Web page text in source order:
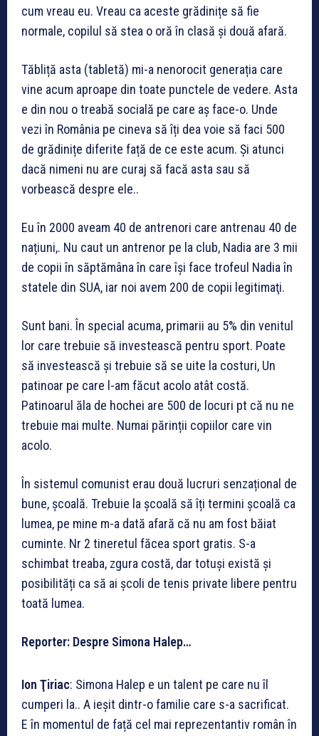
cum vreau eu. Vreau ca aceste grădinițe să fie
normale, copilul să stea o oră în clasă și două afară.
Tăbliță asta (tabletă) mi-a nenorocit generația care
vine acum aproape din toate punctele de vedere. Asta
e din nou o treabă socială pe care aș face-o. Unde
vezi în România pe cineva să îți dea voie să faci 500
de grădinițe diferite față de ce este acum. Și atunci
dacă nimeni nu are curaj să facă asta sau să
vorbească despre ele..
Eu în 2000 aveam 40 de antrenori care antrenau 40 de
națiuni,. Nu caut un antrenor pe la club, Nadia are 3 mii
de copii în săptămâna în care își face trofeul Nadia în
statele din SUA, iar noi avem 200 de copii legitimaţi.
Sunt bani. În special acuma, primarii au 5% din venitul
lor care trebuie să investească pentru sport. Poate
să investească și trebuie să se uite la costuri, Un
patinoar pe care l-am făcut acolo atât costă.
Patinoarul ăla de hochei are 500 de locuri pt că nu ne
trebuie mai multe. Numai părinții copiilor care vin
acolo.
În sistemul comunist erau două lucruri senzațional de
bune, școală. Trebuie la școală să îți termini școală ca
lumea, pe mine m-a dată afară că nu am fost băiat
cuminte. Nr 2 tineretul făcea sport gratis. S-a
schimbat treaba, zgura costă, dar totuși există și
posibilități ca să ai școli de tenis private libere pentru
toată lumea.
Reporter: Despre Simona Halep…
Ion Ţiriac: Simona Halep e un talent pe care nu îl
cumperi la.. A ieșit dintr-o familie care s-a sacrificat.
E în momentul de față cel mai reprezentantiv român în